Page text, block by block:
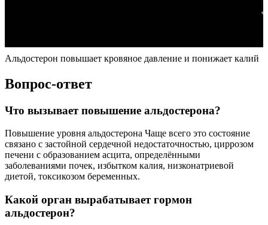
Альдостерон повышает кровяное давление и понижает калий
Вопрос-ответ
Что вызывает повышение альдостерона?
Повышение уровня альдостерона Чаще всего это состояние
связано с застойной сердечной недостаточностью, циррозом
печени с образованием асцита, определёнными
заболеваниями почек, избытком калия, низконатриевой
диетой, токсикозом беременных.
Какой орган вырабатывает гормон
альдостерон?